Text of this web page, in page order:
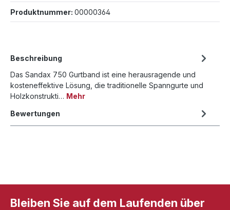
Produktnummer: 00000364
Beschreibung
Das Sandax 750 Gurtband ist eine herausragende und
kosteneffektive Lösung, die traditionelle Spanngurte und
Holzkonstrukti… Mehr
Bewertungen
Bleiben Sie auf dem Laufenden über